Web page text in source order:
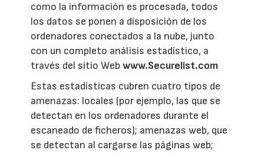
como la información es procesada, todos
los datos se ponen a disposición de los
ordenadores conectados a la nube, junto
con un completo análisis estadístico, a
través del sitio Webwww.Securelist.com
Estas estadísticas cubren cuatro tipos de
amenazas: locales (por ejemplo, las que se
detectan en los ordenadores durante el
escaneado de ficheros); amenazas web, que
se detectan al cargarse las páginas web;